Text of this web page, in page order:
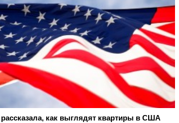
рассказала, как выглядят квартиры в США